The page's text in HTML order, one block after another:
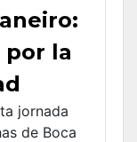
por la
jornada
de Boca